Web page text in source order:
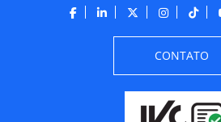
CONTATO